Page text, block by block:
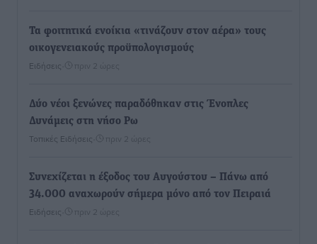
Τα φοιτητικά ενοίκια «τινάζουν στον αέρα» τους
οικογενειακούς προϋπολογισμούς
Ειδήσεις πριν 2 ώρες
Δύο νέοι ξενώνες παραδόθηκαν στις Ένοπλες
Δυνάμεις στη νήσο Ρω
Τοπικές Ειδήσεις πριν 2 ώρες
Συνεχίζεται η έξοδος του Αυγούστου – Πάνω από
34.000 αναχωρούν σήμερα μόνο από τον Πειραιά
Ειδήσεις πριν 2 ώρες